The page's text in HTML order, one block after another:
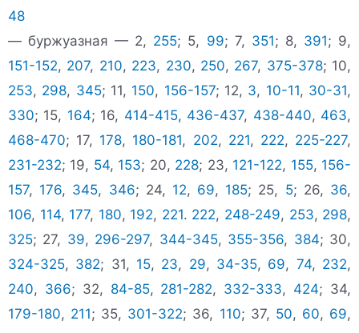
48
— буржуазная — 2, 255; 5, 99; 7, 351; 8, 391; 9,
151-152, 207, 210, 223, 230, 250, 267, 375-378; 10,
253, 298, 345; 11, 150, 156-157; 12, 3, 10-11, 30-31,
330; 15, 164; 16, 414-415, 436-437, 438-440, 463,
468-470; 17, 178, 180-181, 202, 221, 222, 225-227,
231-232; 19, 54, 153; 20, 228; 23, 121-122, 155, 156-
157, 176, 345, 346; 24, 12, 69, 185; 25, 5; 26, 36,
106, 114, 177, 180, 192, 221. 222, 248-249, 253, 298,
325; 27, 39, 296-297, 344-345, 355-356, 384; 30,
324-325, 382; 31, 15, 23, 29, 34-35, 69, 74, 232,
240, 366; 32, 84-85, 281-282, 332-333, 424; 34,
179-180, 211; 35, 301-322; 36, 110; 37, 50, 60, 69,